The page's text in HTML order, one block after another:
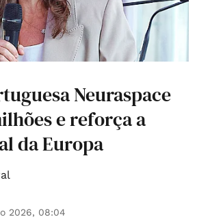
Neuraspace
e reforça a
da Europa
2026, 08:04